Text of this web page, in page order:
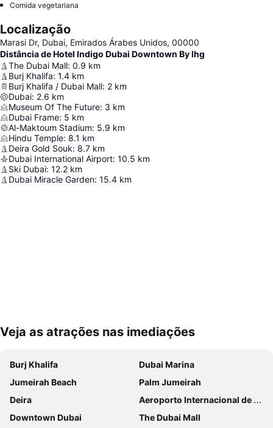
Comida vegetariana
Localização
Marasi Dr, Dubai, Emirados Árabes Unidos, 00000
Distância de Hotel Indigo Dubai Downtown By Ihg
The Dubai Mall: 0.9 km
Burj Khalifa: 1.4 km
Burj Khalifa / Dubai Mall: 2 km
Dubai: 2.6 km
Museum Of The Future: 3 km
Dubai Frame: 5 km
Al-Maktoum Stadium: 5.9 km
Hindu Temple: 8.1 km
Deira Gold Souk: 8.7 km
Dubai International Airport: 10.5 km
Ski Dubai: 12.2 km
Dubai Miracle Garden: 15.4 km
Ampliar mapa
Veja as atrações nas imediações
Burj Khalifa
Dubai Marina
Jumeirah Beach
Palm Jumeirah
Deira
Aeroporto Internacional de Dubai
Downtown Dubai
The Dubai Mall